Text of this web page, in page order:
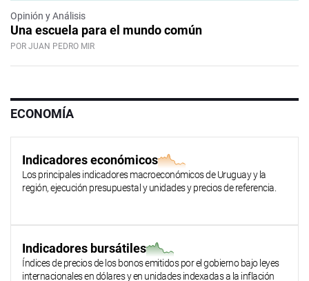
Opinión y Análisis
Una escuela para el mundo común
POR JUAN PEDRO MIR
ECONOMÍA
Indicadores económicos
Los principales indicadores macroeconómicos de Uruguay y la
región, ejecución presupuestal y unidades y precios de referencia.
Indicadores bursátiles
Índices de precios de los bonos emitidos por el gobierno bajo leyes
internacionales en dólares y en unidades indexadas a la inflación